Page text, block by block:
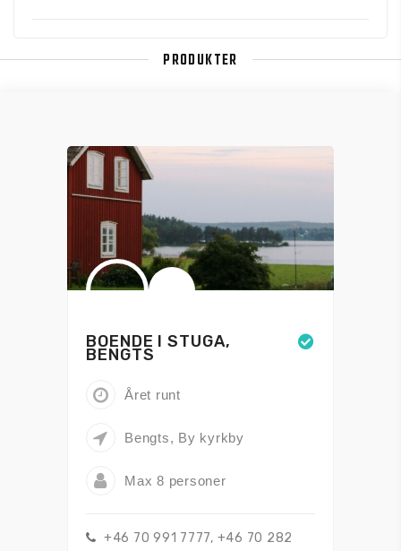
PRODUKTER
BOENDE I STUGA,
BENGTS
Året runt
Bengts, By kyrkby
Max 8 personer
+46 70 991 7777, +46 70 282